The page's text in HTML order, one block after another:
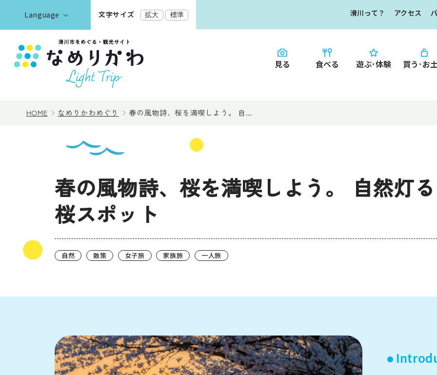
Language
한국어
文字サイズ 拡大 標準 滑川って？ アクセス
見る 食べる 遊ぶ･体験 買う･お
なめりかわ"達人"
デジタルパンフレ
なめりかわ観光パ
HOME なめりかわめぐり 春の風物詩、桜を満喫しよう。 自…
春の風物詩、桜を満喫しよう。 自然灯
桜スポット
自然 散策 女子旅 家族旅 一人旅